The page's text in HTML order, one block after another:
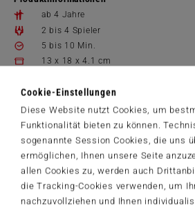
Cookie-Einstellungen
Diese Website nutzt Cookies, um
Funktionalität bieten zu können.
sogenannte Session Cookies, die uns
ermöglichen, Ihnen unsere Seite
allen Cookies zu, werden auch
die Tracking-Cookies verwenden, um
nachzuvollziehen und Ihnen
ab 4 Jahre
2 bis 4 Spieler
5 bis 10 Min.
13 x 18 x 4.1 cm
40681_Greif_zu_DE.pdf
14,99 €
Zum Shop
Artikelnummer: 40681